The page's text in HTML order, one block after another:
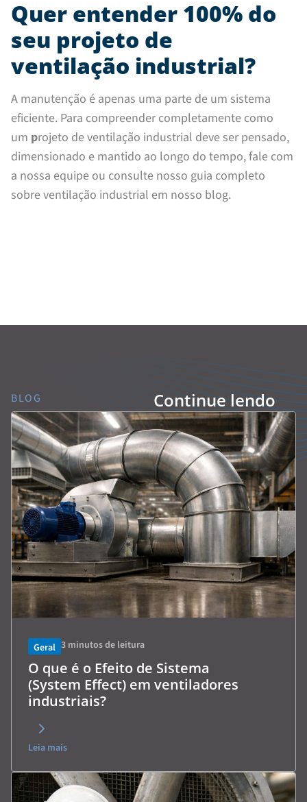
Quer entender 100% do
seu projeto de
ventilação industrial?
A manutenção é apenas uma parte de um sistema
eficiente. Para compreender completamente como
um projeto de ventilação industrial deve ser pensado,
dimensionado e mantido ao longo do tempo, fale com
a nossa equipe ou consulte nosso guia completo
sobre ventilação industrial em nosso blog.
BLOG Continue lendo
Geral 3 minutos de leitura
O que é o Efeito de Sistema
(System Effect) em ventiladores
industriais?
Leia mais